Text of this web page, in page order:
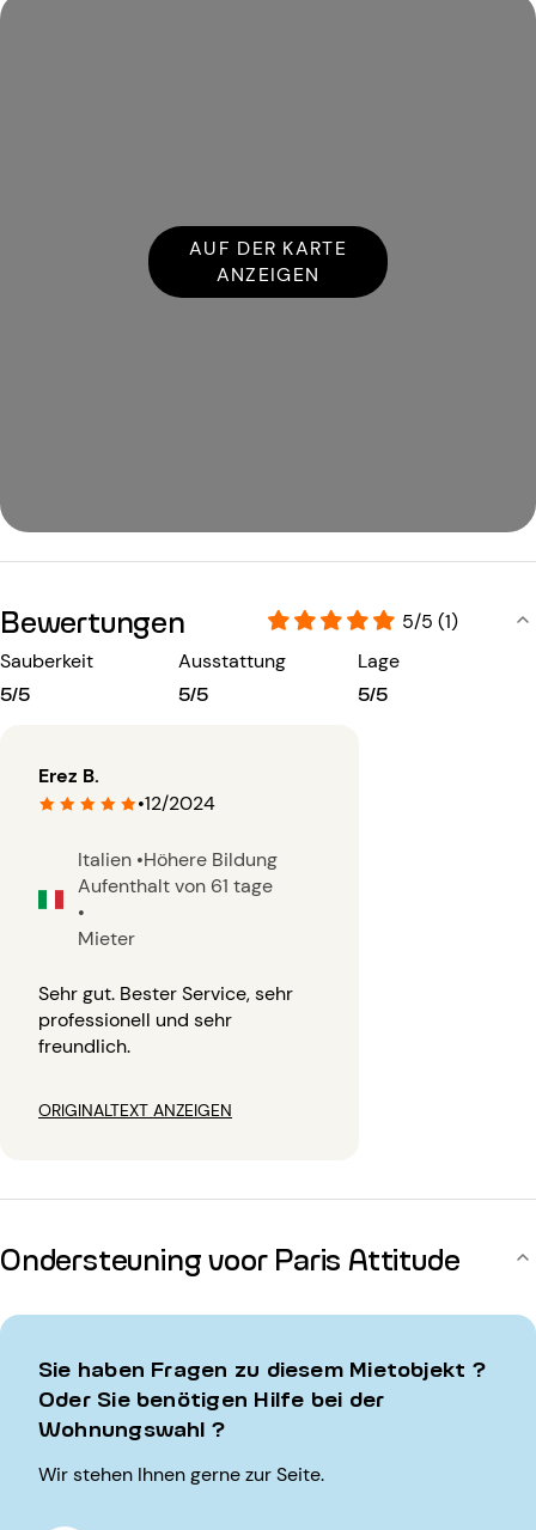
AUF DER KARTE
ANZEIGEN
Bewertungen
5/5 (1)
Sauberkeit
5/5
Ausstattung
5/5
Lage
5/5
Erez B.
•12/2024
Italien •Höhere Bildung
Aufenthalt von 61 tage
•
Mieter
Sehr gut. Bester Service, sehr
professionell und sehr
freundlich.
ORIGINALTEXT ANZEIGEN
Ondersteuning voor Paris Attitude
Sie haben Fragen zu diesem Mietobjekt ?
Oder Sie benötigen Hilfe bei der
Wohnungswahl ?
Wir stehen Ihnen gerne zur Seite.